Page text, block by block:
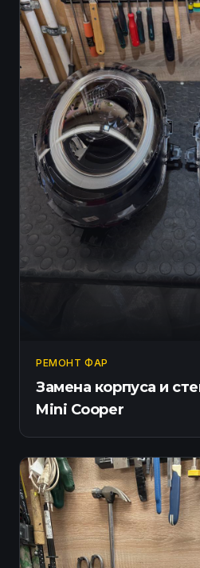
РЕМОНТ ФАР
Замена корпуса и
Mini Cooper